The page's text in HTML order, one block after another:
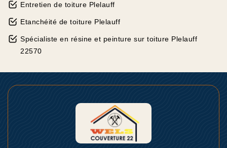
Entretien de toiture Plelauff
Etanchéité de toiture Plelauff
Spécialiste en résine et peinture sur toiture Plelauff
22570